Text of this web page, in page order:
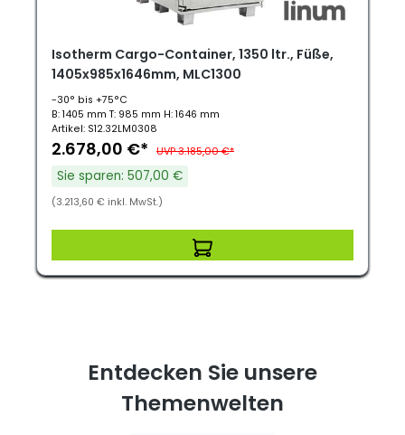
Isotherm Cargo-Container, 1350 ltr., Füße,
1405x985x1646mm, MLC1300
-30° bis +75°C
B: 1405 mm T: 985 mm H: 1646 mm
Artikel: S12.32LM0308
2.678,00 €* UVP 3.185,00 €*
Sie sparen: 507,00 €
(3.213,60 € inkl. MwSt.)
Entdecken Sie unsere
Themenwelten